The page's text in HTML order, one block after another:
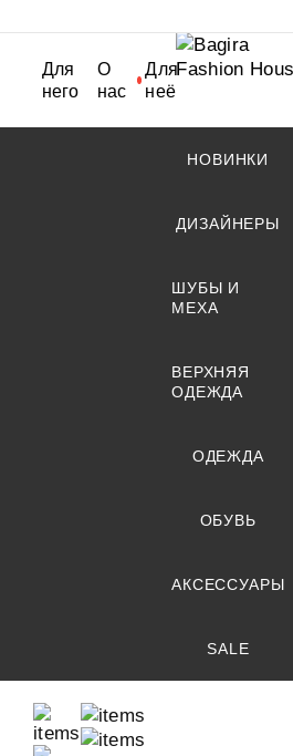
Для
него
О
нас
Для
неё
НОВИНКИ
ДИЗАЙНЕРЫ
ШУБЫ И
МЕХА
ВЕРХНЯЯ
ОДЕЖДА
ОДЕЖДА
ОБУВЬ
АКСЕССУАРЫ
SALE